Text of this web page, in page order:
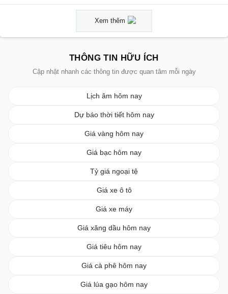
Xem thêm
THÔNG TIN HỮU ÍCH
Cập nhật nhanh các thông tin được quan tâm mỗi ngày
Lịch âm hôm nay
Dự báo thời tiết hôm nay
Giá vàng hôm nay
Giá bạc hôm nay
Tỷ giá ngoại tệ
Giá xe ô tô
Giá xe máy
Giá xăng dầu hôm nay
Giá tiêu hôm nay
Giá cà phê hôm nay
Giá lúa gạo hôm nay